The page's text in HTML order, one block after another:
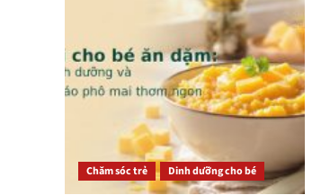
Chăm sóc trẻ Dinh dưỡng cho bé